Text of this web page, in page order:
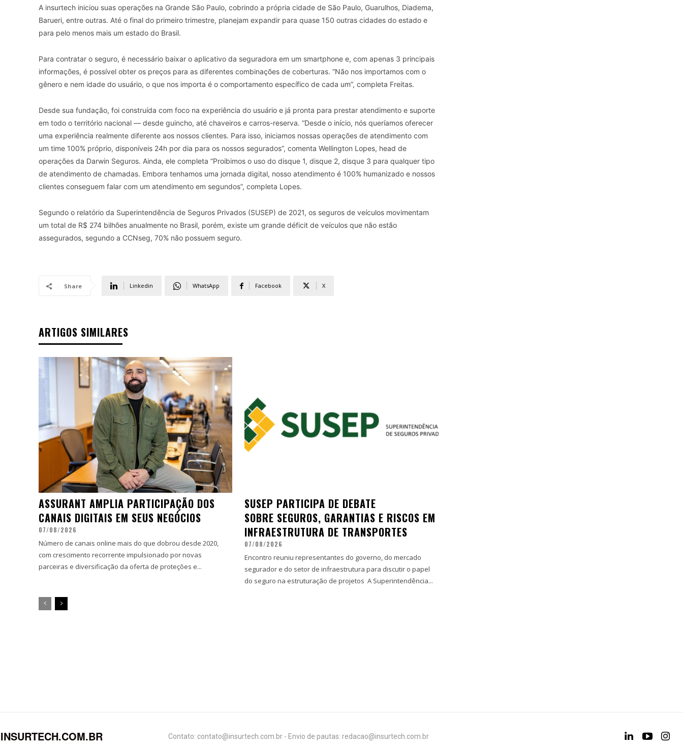
A insurtech iniciou suas operações na Grande São Paulo, cobrindo a própria cidade de São Paulo, Guarulhos, Diadema,
Barueri, entre outras. Até o final do primeiro trimestre, planejam expandir para quase 150 outras cidades do estado e
para pelo menos mais um estado do Brasil.
Para contratar o seguro, é necessário baixar o aplicativo da seguradora em um smartphone e, com apenas 3 principais
informações, é possível obter os preços para as diferentes combinações de coberturas. “Não nos importamos com o
gênero e nem idade do usuário, o que nos importa é o comportamento específico de cada um”, completa Freitas.
Desde sua fundação, foi construída com foco na experiência do usuário e já pronta para prestar atendimento e suporte
em todo o território nacional — desde guincho, até chaveiros e carros-reserva. “Desde o início, nós queríamos oferecer
uma experiência realmente diferente aos nossos clientes. Para isso, iniciamos nossas operações de atendimento com
um time 100% próprio, disponíveis 24h por dia para os nossos segurados”, comenta Wellington Lopes, head de
operações da Darwin Seguros. Ainda, ele completa “Proibimos o uso do disque 1, disque 2, disque 3 para qualquer tipo
de atendimento de chamadas. Embora tenhamos uma jornada digital, nosso atendimento é 100% humanizado e nossos
clientes conseguem falar com um atendimento em segundos”, completa Lopes.
Segundo o relatório da Superintendência de Seguros Privados (SUSEP) de 2021, os seguros de veículos movimentam
um total de R$ 274 bilhões anualmente no Brasil, porém, existe um grande déficit de veículos que não estão
assegurados, segundo a CCNseg, 70% não possuem seguro.
Share Linkedin WhatsApp Facebook X
ARTIGOS SIMILARES
ASSURANT AMPLIA PARTICIPAÇÃO DOS
CANAIS DIGITAIS EM SEUS NEGÓCIOS
07/08/2026
Número de canais online mais do que dobrou desde 2020,
com crescimento recorrente impulsionado por novas
parceiras e diversificação da oferta de proteções e...
SUSEP PARTICIPA DE DEBATE
SOBRE SEGUROS, GARANTIAS E RISCOS EM
INFRAESTRUTURA DE TRANSPORTES
07/08/2026
Encontro reuniu representantes do governo, do mercado
segurador e do setor de infraestrutura para discutir o papel
do seguro na estruturação de projetos A Superintendência...
INSURTECH.COM.BR Contato: contato@insurtech.com.br - Envio de pautas: redacao@insurtech.com.br